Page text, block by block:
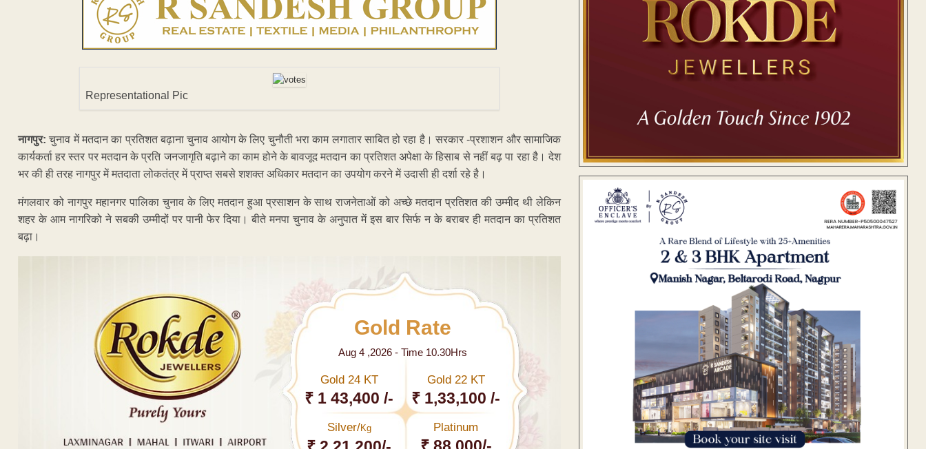
Representational Pic
नागपुर: चुनाव में मतदान का प्रतिशत बढ़ाना चुनाव आयोग के लिए चुनौती भरा काम लगातार साबित हो रहा है। सरकार -प्रशाशन और सामाजिक
कार्यकर्ता हर स्तर पर मतदान के प्रति जनजागृति बढ़ाने का काम होने के बावजूद मतदान का प्रतिशत अपेक्षा के हिसाब से नहीं बढ़ पा रहा है। देश
भर की ही तरह नागपुर में मतदाता लोकतंत्र में प्राप्त सबसे शशक्त अधिकार मतदान का उपयोग करने में उदासी ही दर्शा रहे है।
मंगलवार को नागपुर महानगर पालिका चुनाव के लिए मतदान हुआ प्रसाशन के साथ राजनेताओं को अच्छे मतदान प्रतिशत की उम्मीद थी लेकिन
शहर के आम नागरिको ने सबकी उम्मीदों पर पानी फेर दिया। बीते मनपा चुनाव के अनुपात में इस बार सिर्फ न के बराबर ही मतदान का प्रतिशत
बढ़ा।
Gold Rate
Aug 4 ,2026 - Time 10.30Hrs
Gold 24 KT
₹ 1 43,400 /-
Gold 22 KT
₹ 1,33,100 /-
Silver/Kg Platinum